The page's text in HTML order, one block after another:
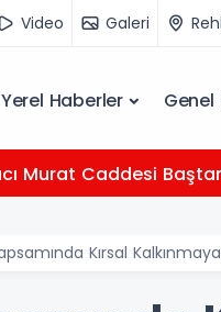
Video Galeri
Yerel Haberler Genel
Murat Caddesi
Kırsal